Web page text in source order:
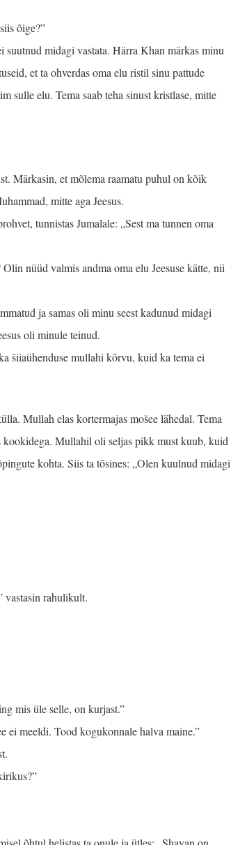
õige?”
midagi vastata. Härra Khan märkas minu
et ta ohverdas oma elu ristil sinu pattude
sulle elu. Tema saab teha sinust kristlase, mitte
Märkasin, et mõlema raamatu puhul on kõik
mitte aga Jeesus.
tunnistas Jumalale: „Sest ma tunnen oma
nüüd valmis andma oma elu Jeesuse kätte, nii
ja samas oli minu seest kadunud midagi
oli minule teinud.
šiiaühenduse mullahi kõrvu, kuid ka tema ei
Mullah elas kortermajas mošee lähedal. Tema
kookidega. Mullahil oli seljas pikk must kuub, kuid
kohta. Siis ta tõsines: „Olen kuulnud midagi
vastasin rahulikult.
mis üle selle, on kurjast.”
ei meeldi. Tood kogukonnale halva maine.”